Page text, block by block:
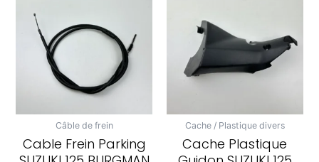
Câble de frein
Cable Frein Parking
Cache / Plastique divers
Cache Plastique